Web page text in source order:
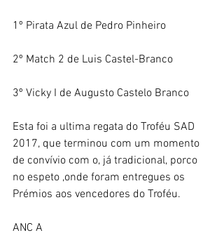
1º Pirata Azul de Pedro Pinheiro
2º Match 2 de Luis Castel-Branco
3º Vicky I de Augusto Castelo Branco
Esta foi a ultima regata do Troféu SAD
2017, que terminou com um momento
de convívio com o, já tradicional, porco
no espeto ,onde foram entregues os
Prémios aos vencedores do Troféu.
ANC A